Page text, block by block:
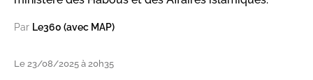
Par Le360 (avec MAP)
Le 23/08/2025 à 20h35